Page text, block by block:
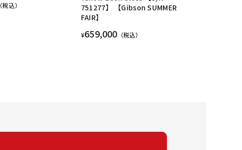
（税込）
751277】 【Gibson SUMMER
FAIR】
¥659,000 （税込）